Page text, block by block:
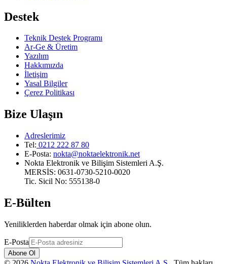
Destek
Teknik Destek Programı
Ar-Ge & Üretim
Yazılım
Hakkımızda
İletişim
Yasal Bilgiler
Çerez Politikası
Bize Ulaşın
Adreslerimiz
Tel: 0212 222 87 80
E-Posta: nokta@noktaelektronik.net
Nokta Elektronik ve Bilişim Sistemleri A.Ş.
MERSİS: 0631-0730-5210-0020
Tic. Sicil No: 555138-0
E-Bülten
Yeniliklerden haberdar olmak için abone olun.
E-Posta
Abone Ol